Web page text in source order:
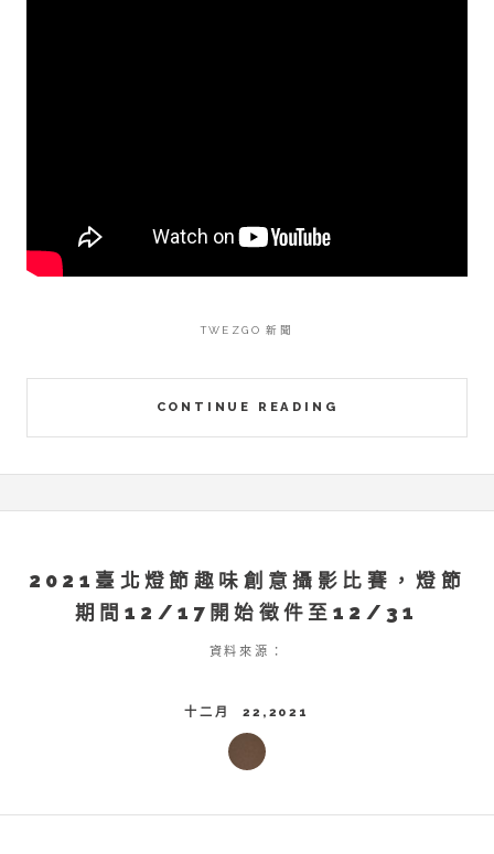
CONTINUE READING
TWEZGO 新聞
2021臺北燈節趣味創意攝影比賽，燈節
期間12/17開始徵件至12/31
資料來源：
十二月 22,2021